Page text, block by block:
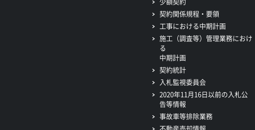
契約関係規程・要領
工事における中期計画
施工（調査等）管理業務におけ
る
中期計画
契約統計
入札監視委員会
2020年11月16日以前の入札公
告等情報
事故車等排除業務